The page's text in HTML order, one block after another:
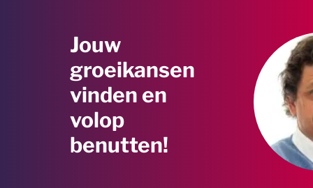
Jouw
groeikansen
vinden en
volop
benutten!